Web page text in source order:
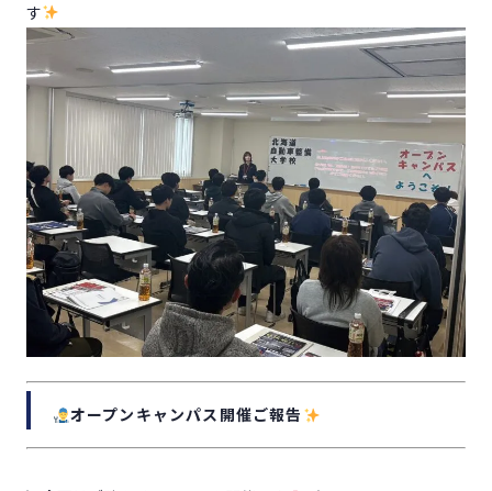
す
オープンキャンパス開催ご報告